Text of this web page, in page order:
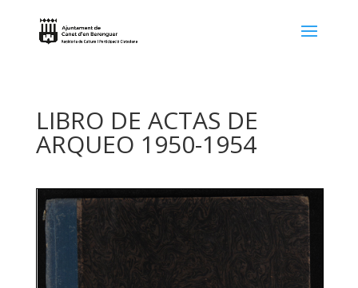
LIBRO DE ACTAS DE
ARQUEO 1950-1954